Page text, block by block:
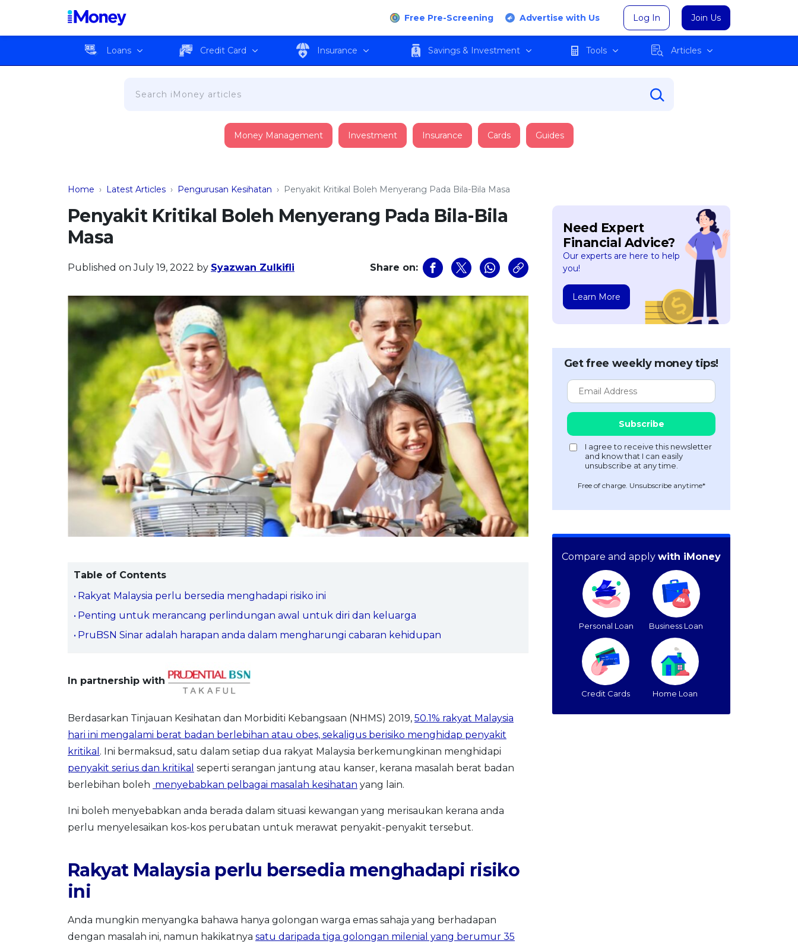
Free Pre-Screening Advertise with Us Log In Join Us
Loans Credit Card Insurance Savings & Investment Tools Articles
Money Management Investment Insurance Cards Guides
Home › Latest Articles › Pengurusan Kesihatan › Penyakit Kritikal Boleh Menyerang Pada Bila-Bila Masa
Penyakit Kritikal Boleh Menyerang Pada Bila-Bila
Masa
Published on July 19, 2022 by Syazwan Zulkifli Share on:
Table of Contents
Rakyat Malaysia perlu bersedia menghadapi risiko ini
Penting untuk merancang perlindungan awal untuk diri dan keluarga
PruBSN Sinar adalah harapan anda dalam mengharungi cabaran kehidupan
In partnership with
Berdasarkan Tinjauan Kesihatan dan Morbiditi Kebangsaan (NHMS) 2019, 50.1% rakyat Malaysia
hari ini mengalami berat badan berlebihan atau obes, sekaligus berisiko menghidap penyakit
kritikal . Ini bermaksud, satu dalam setiap dua rakyat Malaysia berkemungkinan menghidapi
penyakit serius dan kritikal seperti serangan jantung atau kanser, kerana masalah berat badan
berlebihan boleh menyebabkan pelbagai masalah kesihatan yang lain.
Ini boleh menyebabkan anda berada dalam situasi kewangan yang merisaukan kerana anda
perlu menyelesaikan kos-kos perubatan untuk merawat penyakit-penyakit tersebut.
Rakyat Malaysia perlu bersedia menghadapi risiko
ini
Anda mungkin menyangka bahawa hanya golongan warga emas sahaja yang berhadapan
dengan masalah ini, namun hakikatnya satu daripada tiga golongan milenial yang berumur 35
Need Expert
Financial Advice?
Our experts are here to help
you!
Learn More
Get free weekly money tips!
Free of charge. Unsubscribe anytime*
Compare and apply with iMoney
Personal Loan Business Loan
Credit Cards Home Loan